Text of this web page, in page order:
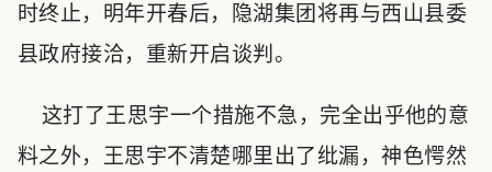
时终止，明年开春后，隐湖集团将再与西山县委
县政府接洽，重新开启谈判。
这打了王思宇一个措施不急，完全出乎他的意
料之外，王思宇不清楚哪里出了纰漏，神色愕然